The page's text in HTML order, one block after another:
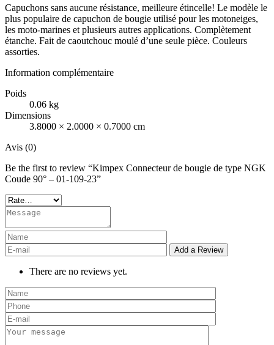
Capuchons sans aucune résistance, meilleure étincelle! Le modèle le
plus populaire de capuchon de bougie utilisé pour les motoneiges,
les moto-marines et plusieurs autres applications. Complètement
étanche. Fait de caoutchouc moulé d’une seule pièce. Couleurs
assorties.
Information complémentaire
Poids
0.06 kg
Dimensions
3.8000 × 2.0000 × 0.7000 cm
Avis (0)
Be the first to review “Kimpex Connecteur de bougie de type NGK
Coude 90° – 01-109-23”
There are no reviews yet.